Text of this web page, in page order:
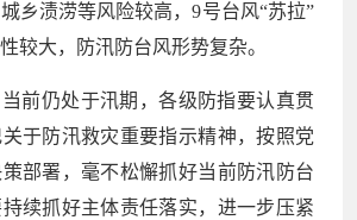
乡渍涝等风险较高，9号台风“苏拉”
较大，防汛防台风形势复杂。
前仍处于汛期，各级防指要认真贯
于防汛救灾重要指示精神，按照党
部署，毫不松懈抓好当前防汛防台
续抓好主体责任落实，进一步压紧